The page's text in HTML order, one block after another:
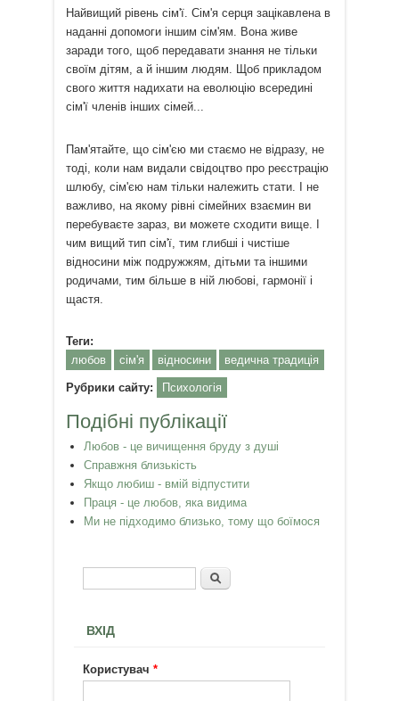
Найвищий рівень сім'ї. Сім'я серця зацікавлена ​​в
наданні допомоги іншим сім'ям. Вона живе
заради того, щоб передавати знання не тільки
своїм дітям, а й іншим людям. Щоб прикладом
свого життя надихати на еволюцію всередині
сім'ї членів інших сімей...
Пам'ятайте, що сім'єю ми стаємо не відразу, не
тоді, коли нам видали свідоцтво про реєстрацію
шлюбу, сім'єю нам тільки належить стати. І не
важливо, на якому рівні сімейних взаємин ви
перебуваєте зараз, ви можете сходити вище. І
чим вищий тип сім'ї, тим глибші і чистіше
відносини між подружжям, дітьми та іншими
родичами, тим більше в ній любові, гармонії і
щастя.
Теги:
любов
сім'я відносини ведична традиція
Рубрики сайту: Психологія
Подібні публікації
Любов - це вичищення бруду з душі
Справжня близькість
Якщо любиш - вмій відпустити
Праця - це любов, яка видима
Ми не підходимо близько, тому що боїмося
Пошукова форма
Пошук
ВХІД
Користувач*